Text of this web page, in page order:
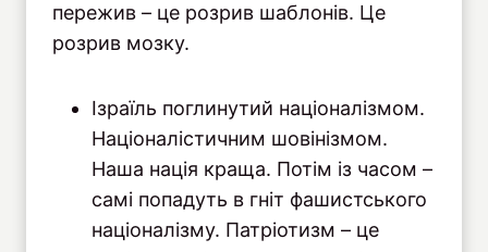
пережив – це розрив шаблонів. Це
розрив мозку.
Ізраїль поглинутий націоналізмом.
Націоналістичним шовінізмом.
Наша нація краща. Потім із часом –
самі попадуть в гніт фашистського
націоналізму. Патріотизм – це